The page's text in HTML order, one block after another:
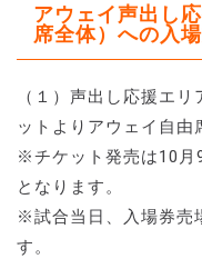
アウェイ声出し
席全体）への入
（１）声出し応援エ
ットよりアウェイ自由
※チケット発売は10月
となります。
※試合当日、入場券売
す。